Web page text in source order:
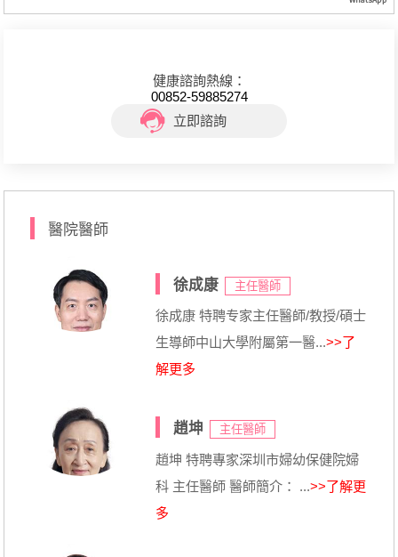
健康諮詢熱線：
00852-59885274
立即諮詢
醫院醫師
徐成康 主任醫師
徐成康 特聘专家主任醫師/教授/碩士
生導師中山大學附屬第一醫...>>了
解更多
趙坤 主任醫師
趙坤 特聘專家深圳市婦幼保健院婦
科 主任醫師 醫師簡介： ...>>了解更
多